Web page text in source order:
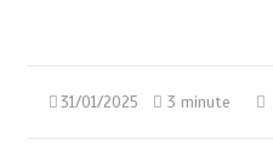
31/01/2025 3 minute